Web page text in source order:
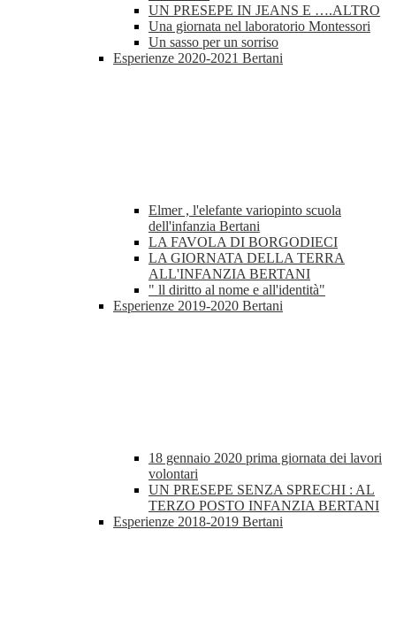
UN PRESEPE IN JEANS E ….ALTRO
Una giornata nel laboratorio Montessori
Un sasso per un sorriso
Esperienze 2020-2021 Bertani
Elmer , l'elefante variopinto scuola
dell'infanzia Bertani
LA FAVOLA DI BORGODIECI
LA GIORNATA DELLA TERRA
ALL'INFANZIA BERTANI
" ll diritto al nome e all'identità"
Esperienze 2019-2020 Bertani
18 gennaio 2020 prima giornata dei lavori
volontari
UN PRESEPE SENZA SPRECHI : AL
TERZO POSTO INFANZIA BERTANI
Esperienze 2018-2019 Bertani